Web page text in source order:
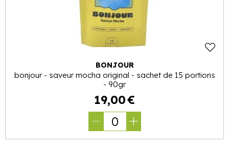
BONJOUR
bonjour - saveur mocha original - sachet de 15 portions
- 90gr
19,00€
0